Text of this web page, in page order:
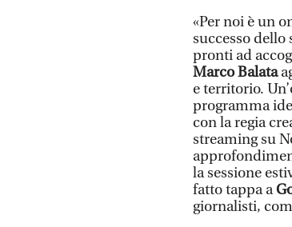
«Per noi è un
successo dello
pronti ad
Marco Balata
e territorio.
programma
con la regia
streaming su
la sessione
fatto tappa a
giornalisti,